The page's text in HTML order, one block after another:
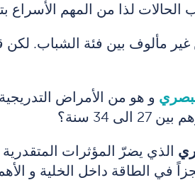
لذا من المهم الأسراع
غير مألوف بين فئة الشباب.
و هو من الأمراض
34 سنة؟
الذي يضرّ المؤثرات
في الطاقة داخل الخلية و